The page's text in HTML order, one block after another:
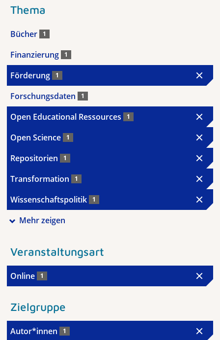
Thema
Bücher 1
Finanzierung 1
Förderung 1
Forschungsdaten 1
Open Educational Ressources 1
Open Science 1
Repositorien 1
Transformation 1
Wissenschaftspolitik 1
Mehr zeigen
Veranstaltungsart
Online 1
Zielgruppe
Autor*innen 1